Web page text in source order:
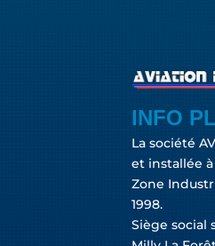
INFO
La société
et installée
Zone
1998.
Siège social